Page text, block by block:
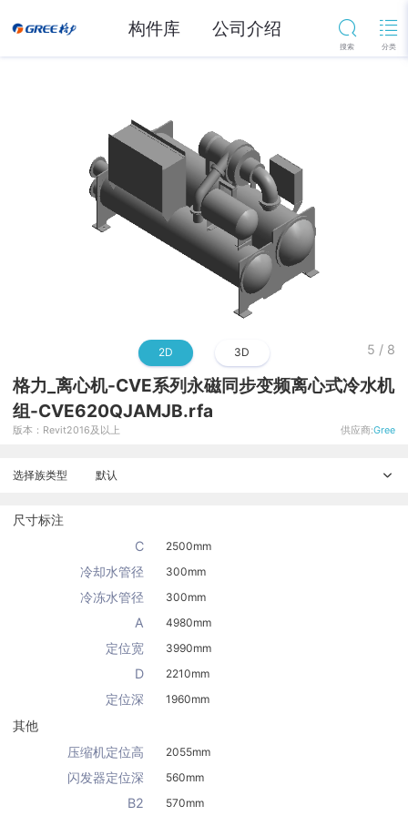
构件库 公司介绍
5 / 8
2D 3D
格力_离心机-CVE系列永磁同步变频离心式冷水机
组-CVE620QJAMJB.rfa
版本：Revit2016及以上 供应商:Gree
选择族类型 默认
尺寸标注
C
2500mm
冷却水管径 300mm
冷冻水管径 300mm
A 4980mm
定位宽 3990mm
D 2210mm
定位深 1960mm
其他
压缩机定位高
2055mm
闪发器定位深 560mm
B2 570mm